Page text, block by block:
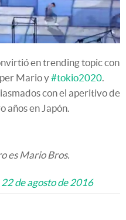
en trending topic con
Mario y#tokio2020.
con el aperitivo de
años en Japón.
es Mario Bros.
22 de agosto de 2016